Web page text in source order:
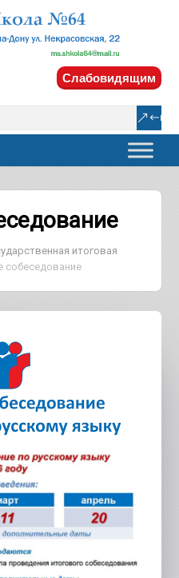
Слабовидящим
итоговая
собеседование